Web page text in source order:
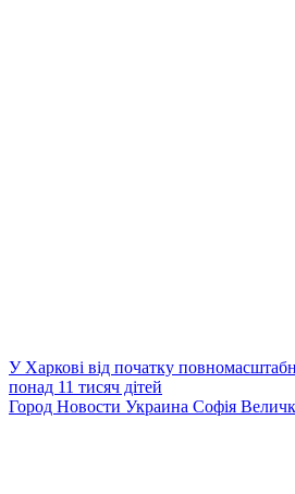
У Харкові від початку
понад 11 тисяч дітей
Город Новости Украина Софія